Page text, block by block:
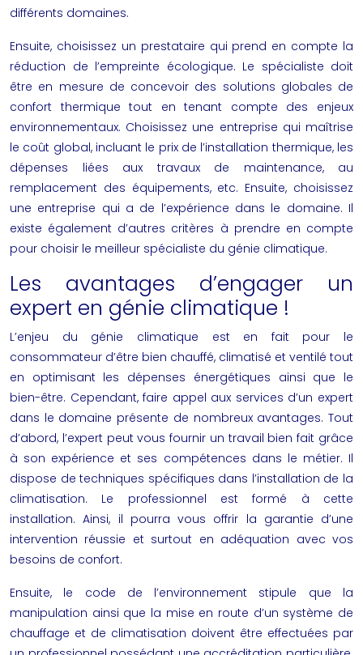
différents domaines.
Ensuite, choisissez un prestataire qui prend en compte la
réduction de l’empreinte écologique. Le spécialiste doit
être en mesure de concevoir des solutions globales de
confort thermique tout en tenant compte des enjeux
environnementaux. Choisissez une entreprise qui maîtrise
le coût global, incluant le prix de l’installation thermique, les
dépenses liées aux travaux de maintenance, au
remplacement des équipements, etc. Ensuite, choisissez
une entreprise qui a de l’expérience dans le domaine. Il
existe également d’autres critères à prendre en compte
pour choisir le meilleur spécialiste du génie climatique.
Les avantages d’engager un
expert en génie climatique !
L’enjeu du génie climatique est en fait pour le
consommateur d’être bien chauffé, climatisé et ventilé tout
en optimisant les dépenses énergétiques ainsi que le
bien-être. Cependant, faire appel aux services d’un expert
dans le domaine présente de nombreux avantages. Tout
d’abord, l’expert peut vous fournir un travail bien fait grâce
à son expérience et ses compétences dans le métier. Il
dispose de techniques spécifiques dans l’installation de la
climatisation. Le professionnel est formé à cette
installation. Ainsi, il pourra vous offrir la garantie d’une
intervention réussie et surtout en adéquation avec vos
besoins de confort.
Ensuite, le code de l’environnement stipule que la
manipulation ainsi que la mise en route d’un système de
chauffage et de climatisation doivent être effectuées par